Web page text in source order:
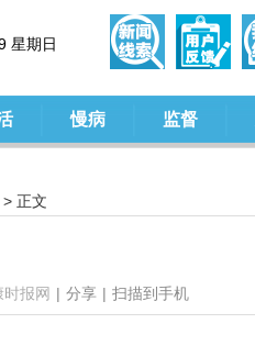
星期日
慢病 监督
> 正文
时报网 | 分享 | 扫描到手机